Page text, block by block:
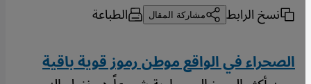
نسخ الرابط مشاركة المقال الطباعة
الصحراء في الواقع موطن رموز قوية باقية